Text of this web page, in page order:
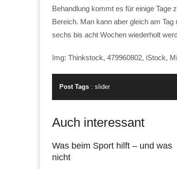
Behandlung kommt es für einige Tage
Bereich. Man kann aber gleich am
sechs bis acht Wochen wiederholt
Img: Thinkstock, 479960802, iStock,
Post Tags : slider
Auch interessant
Was beim Sport hilft – und was
nicht